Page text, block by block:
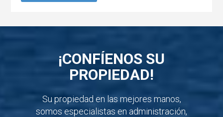
¡CONFÍENOS SU
PROPIEDAD!
Su propiedad en las mejores manos,
somos especialistas en administración,